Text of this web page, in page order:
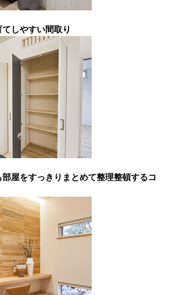
しやすい間取り
部屋をすっきりまとめて整理整頓するコ